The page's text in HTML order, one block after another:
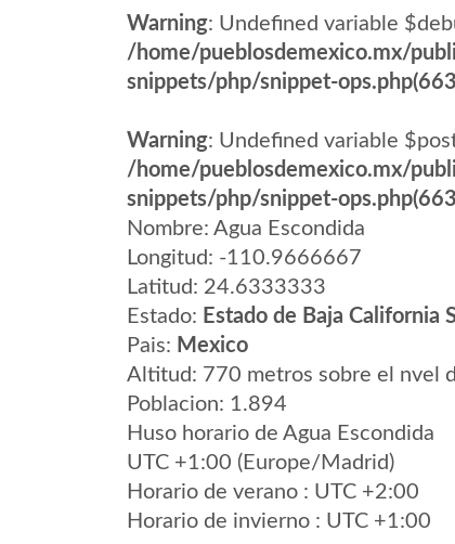
Warning: Undefined variable
/home/pueblosdemexico.mx/
snippets/php/snippet-
Warning: Undefined variable
/home/pueblosdemexico.mx/
snippets/php/snippet-
Nombre: Agua Escondida
Longitud: -110.9666667
Latitud: 24.6333333
Estado: Estado de Baja California
Pais: Mexico
Altitud: 770 metros sobre el nvel
Poblacion: 1.894
Huso horario de Agua Escondida
UTC +1:00 (Europe/Madrid)
Horario de verano : UTC +2:00
Horario de invierno : UTC +1:00